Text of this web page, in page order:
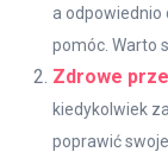
a
pomóc. Warto
Zdrowe
kiedykolwiek
poprawić